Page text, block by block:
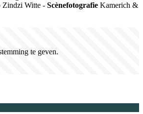
Zindzi Witte - Scènefotografie Kamerich &
te geven.